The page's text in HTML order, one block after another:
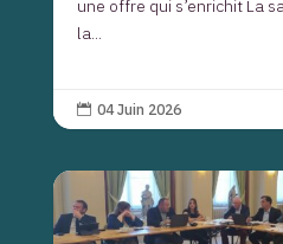
une offre qui s’enrichit La
la...
 04 Juin 2026